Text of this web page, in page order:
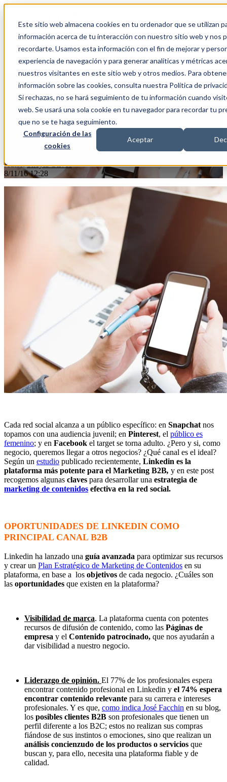
Este sitio web almacena cookies en tu ordenador que se utilizan
información acerca de tu interacción con nuestro sitio web y nos
recordarte. Usamos esta información con el fin de mejorar y
experiencia de navegación y para generar analíticas y métricas
nuestros visitantes en este sitio web y otros medios. Para
información sobre las cookies, consulta nuestra Política de
Si rechazas, no se hará seguimiento de tu información cuando
web. Se usará una sola cookie en tu navegador para recordar tu
que no se te haga seguimiento.
Configuración de las
cookies
Aceptar
Open main navigation
Categorías
Claves del Marketing de
Contenidos en Linkedin
Autor:Sheyla Olivos
8/11/16 12:28
Cada red social alcanza a un público específico: en Snapchat nos
topamos con una audiencia juvenil; en Pinterest, el público es
femenino; y en Facebook el target se torna adulto. ¿Pero y si, como
negocio, queremos llegar a otros negocios? ¿Qué canal es el ideal?
Según un estudio publicado recientemente, Linkedin es la
plataforma más potente para el Marketing B2B, y en este post
recogemos algunas claves para desarrollar una estrategia de
marketing de contenidos efectiva en la red social.
OPORTUNIDADES DE LINKEDIN COMO
PRINCIPAL CANAL B2B
Linkedin ha lanzado una guía avanzada para optimizar sus recursos
y crear un Plan Estratégico de Marketing de Contenidos en su
plataforma, en base a los objetivos de cada negocio. ¿Cuáles son
las oportunidades que existen en la plataforma?
Visibilidad de marca. La plataforma cuenta con potentes
recursos de difusión de contenido, como las Páginas de
empresa y el Contenido patrocinado, que nos ayudarán a
dar visibilidad a nuestro negocio.
Liderazgo de opinión. El 77% de los profesionales espera
encontrar contenido profesional en Linkedin y el 74% espera
encontrar contenido relevante para su carrera e intereses
profesionales. Y es que, como indica José Facchin en su blog,
los posibles clientes B2B son profesionales que tienen un
perfil diferente a los B2C; estos no realizan sus compras
fiándose de sus instintos o emociones, sino que realizan un
análisis concienzudo de los productos o servicios que
buscan y, para ello, necesita una plataforma fiable y de
calidad.